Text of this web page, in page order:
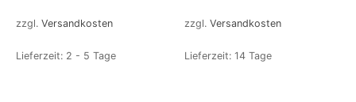
zzgl. Versandkosten
Lieferzeit: 2 - 5 Tage
zzgl. Versandkosten
Lieferzeit: 14 Tage